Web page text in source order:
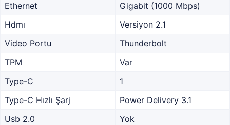
Ethernet
Gigabit (1000 Mbps)
Hdmı
Versiyon 2.1
Video Portu
Thunderbolt
TPM
Var
Type-C
1
Type-C Hızlı Şarj
Power Delivery 3.1
Usb 2.0
Yok